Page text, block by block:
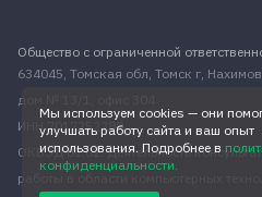
Общество с ограниченной
634045, Томская обл, Томск г,
дом № 13/1, офис 304
ИНН 7017252288
ОКВЭД 62.02. Деятельность
работы в области компьютерных
Мы используем cookies — они
улучшать работу сайта и ваш опыт
использования. Подробнее в
конфиденциальности.